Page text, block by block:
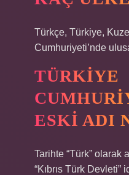
Türkçe, Türkiye,
Cumhuriyeti’nde
TÜRKIYE
ESKI ADI
Tarihte “Türk” olarak
“Kıbrıs Türk